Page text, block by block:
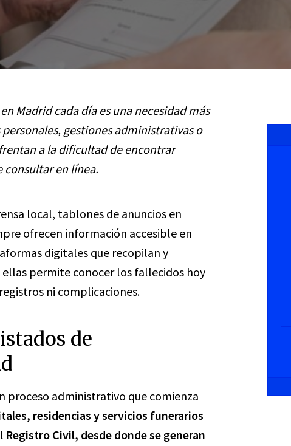
Madrid cada día es una necesidad más
gestiones administrativas o
a la dificultad de encontrar
consultar en línea.
local, tablones de anuncios en
ofrecen información accesible en
digitales que recopilan y
permite conocer los fallecidos hoy
ni complicaciones.
de
proceso administrativo que comienza
residencias y servicios funerarios
Civil, desde donde se generan